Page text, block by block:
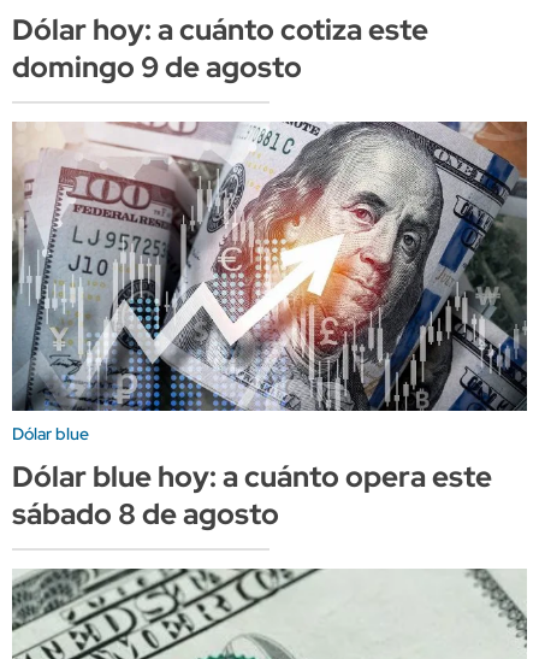
Dólar hoy: a cuánto cotiza este
domingo 9 de agosto
Dólar blue
Dólar blue hoy: a cuánto opera este
sábado 8 de agosto